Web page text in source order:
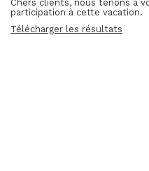
Chers clients, nous tenons à
participation à cette vacation.
Télécharger les résultats